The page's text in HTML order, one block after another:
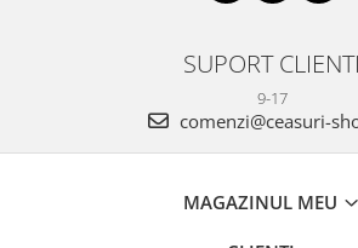
SUPORT CLIENTI
9-17
comenzi@ceasuri-
MAGAZINUL MEU